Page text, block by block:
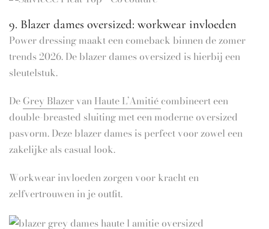
9. Blazer dames oversized: workwear invloeden
Power dressing maakt een comeback binnen de zomer
trends 2026. De blazer dames oversized is hierbij een
sleutelstuk.
De Grey Blazer van Haute L’Amitié combineert een
double-breasted sluiting met een moderne oversized
pasvorm. Deze blazer dames is perfect voor zowel een
zakelijke als casual look.
Workwear invloeden zorgen voor kracht en
zelfvertrouwen in je outfit.